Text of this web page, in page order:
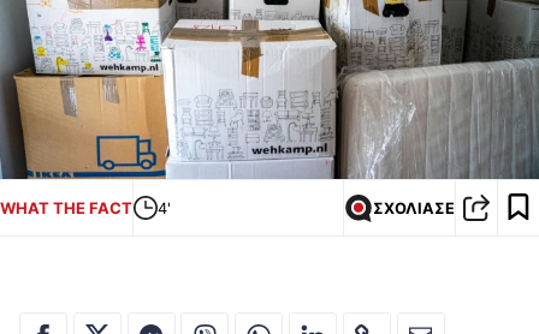
WHAT THE FACT 4' ΣΧΟΛΙΑΣΕ